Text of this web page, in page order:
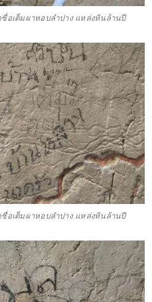
อเต็มผาหอบลำปาง แหล่งหินล้านปี
อเต็มผาหอบลำปาง แหล่งหินล้านปี